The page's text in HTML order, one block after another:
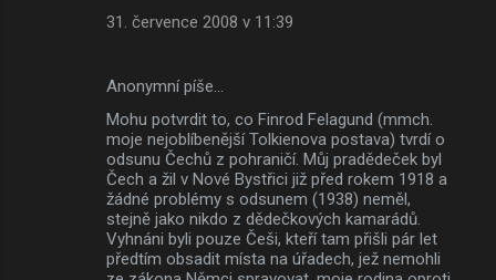
31. července 2008 v 11:39
Anonymní píše…
Mohu potvrdit to, co Finrod Felagund (mmch.
moje nejoblíbenější Tolkienova postava) tvrdí o
odsunu Čechů z pohraničí. Můj pradědeček byl
Čech a žil v Nové Bystřici již před rokem 1918 a
žádné problémy s odsunem (1938) neměl,
stejně jako nikdo z dědečkových kamarádů.
Vyhnáni byli pouze Češi, kteří tam přišli pár let
předtím obsadit místa na úřadech, jež nemohli